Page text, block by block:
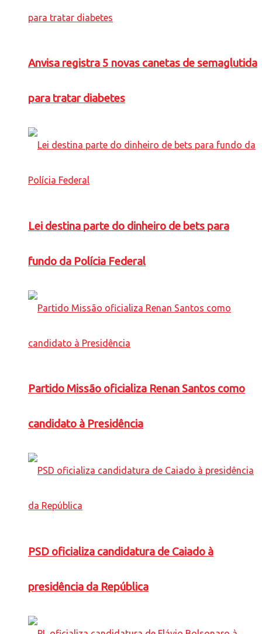
Anvisa registra 5 novas canetas de semaglutida
para tratar diabetes
Lei destina parte do dinheiro de bets para
fundo da Polícia Federal
Partido Missão oficializa Renan Santos como
candidato à Presidência
PSD oficializa candidatura de Caiado à
presidência da República